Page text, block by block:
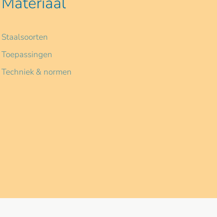
Staalsoorten
Toepassingen
Techniek & normen